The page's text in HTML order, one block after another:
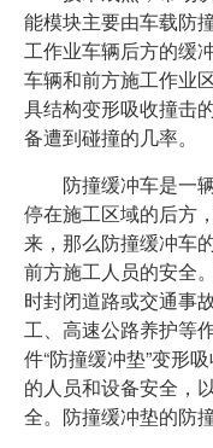
能模块主要由车载防
工作业车辆后方的缓
车辆和前方施工作业
具结构变形吸收撞击
备遭到碰撞的几率。
防撞缓冲车是一辆
停在施工区域的后方
来，那么防撞缓冲车
前方施工人员的安全
时封闭道路或交通事
工、高速公路养护等
件“防撞缓冲垫”变形
的人员和设备安全，
全。防撞缓冲垫的防